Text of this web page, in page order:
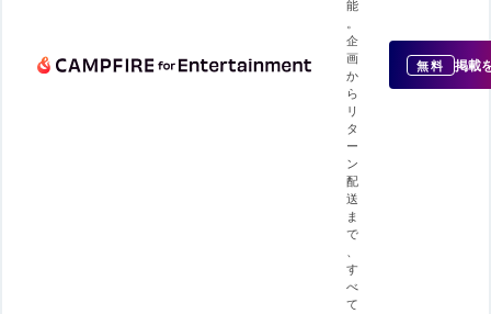
能
。
企
画
か
ら
リ
タ
ー
ン
配
送
ま
で
、
す
べ
て
無料 掲載